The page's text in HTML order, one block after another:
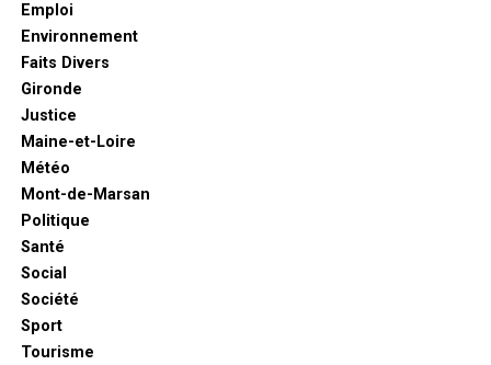
Emploi
Environnement
Faits Divers
Gironde
Justice
Maine-et-Loire
Météo
Mont-de-Marsan
Politique
Santé
Social
Société
Sport
Tourisme